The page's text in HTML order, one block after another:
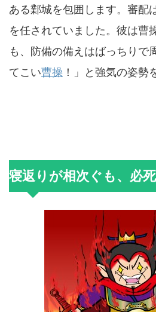
ある鄴城を包囲します。審配
を任されていました。彼は曹
も、防備の備えはばっちりで
てこい曹操 ！」と強気の姿勢
寝返りが相次ぐも、必